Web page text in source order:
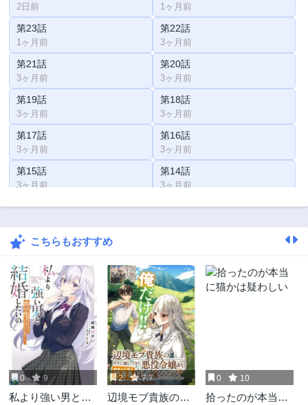
2日前 1ヶ月前
第23話
1ヶ月前
第22話
3ヶ月前
第21話
3ヶ月前
第20話
3ヶ月前
第19話
3ヶ月前
第18話
3ヶ月前
第17話
3ヶ月前
第16話
3ヶ月前
第15話
3ヶ月前
第14話
3ヶ月前
第13話 第12話
第11話
第9話
3ヶ月前
第8話
3ヶ月前
第7話
3ヶ月前
第6話
3ヶ月前
第5話
3ヶ月前
第4話
3ヶ月前
第3話
3ヶ月前
第2話
3ヶ月前
こちらもおすすめ
0 9
私より強い男と結
2 7.7
辺境モブ貴族のウ
0 10
拾ったのが本当に